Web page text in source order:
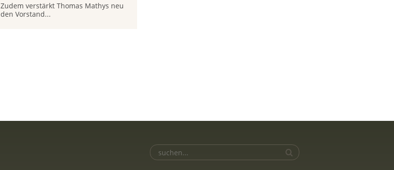
Zudem verstärkt Thomas Mathys neu
den Vorstand...